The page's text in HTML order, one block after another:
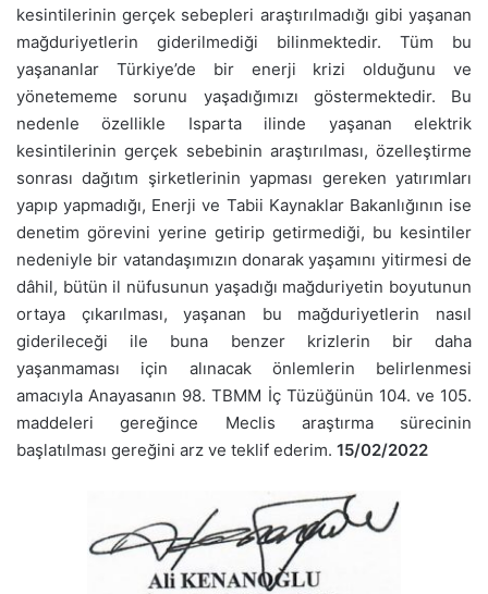
kesintilerinin gerçek sebepleri araştırılmadığı gibi yaşanan
mağduriyetlerin giderilmediği bilinmektedir. Tüm bu
yaşananlar Türkiye’de bir enerji krizi olduğunu ve
yönetememe sorunu yaşadığımızı göstermektedir. Bu
nedenle özellikle Isparta ilinde yaşanan elektrik
kesintilerinin gerçek sebebinin araştırılması, özelleştirme
sonrası dağıtım şirketlerinin yapması gereken yatırımları
yapıp yapmadığı, Enerji ve Tabii Kaynaklar Bakanlığının ise
denetim görevini yerine getirip getirmediği, bu kesintiler
nedeniyle bir vatandaşımızın donarak yaşamını yitirmesi de
dâhil, bütün il nüfusunun yaşadığı mağduriyetin boyutunun
ortaya çıkarılması, yaşanan bu mağduriyetlerin nasıl
giderileceği ile buna benzer krizlerin bir daha
yaşanmaması için alınacak önlemlerin belirlenmesi
amacıyla Anayasanın 98. TBMM İç Tüzüğünün 104. ve 105.
maddeleri gereğince Meclis araştırma sürecinin
başlatılması gereğini arz ve teklif ederim. 15/02/2022